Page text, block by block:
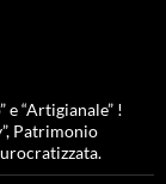
e “Artigianale” !
Patrimonio